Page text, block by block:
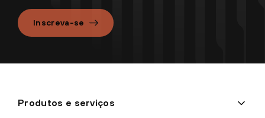
Inscreva-se
Produtos e serviços